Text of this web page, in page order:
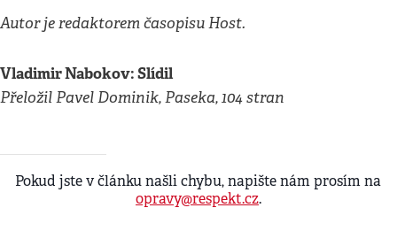
Autor je redaktorem časopisu Host.
Vladimir Nabokov: Slídil
Přeložil Pavel Dominik, Paseka, 104 stran
Pokud jste v článku našli chybu, napište nám prosím na
opravy@respekt.cz.